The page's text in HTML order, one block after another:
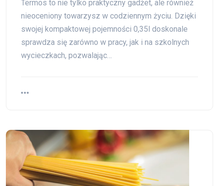
Termos to nie tylko praktyczny gadżet, ale również
nieoceniony towarzysz w codziennym życiu. Dzięki
swojej kompaktowej pojemności 0,35l doskonale
sprawdza się zarówno w pracy, jak i na szkolnych
wycieczkach, pozwalając…